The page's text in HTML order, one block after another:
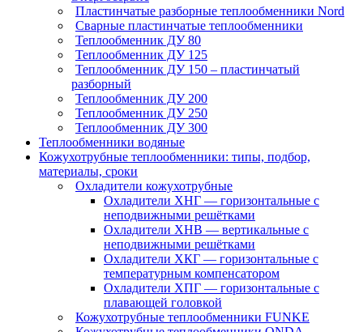
Пластинчатые разборные теплообменники Nord
Сварные пластинчатые теплообменники
Теплообменник ДУ 80
Теплообменник ДУ 125
Теплообменник ДУ 150 – пластинчатый
разборный
Теплообменник ДУ 200
Теплообменник ДУ 250
Теплообменник ДУ 300
Теплообменники водяные
Кожухотрубные теплообменники: типы, подбор,
материалы, сроки
Охладители кожухотрубные
Охладители ХНГ — горизонтальные с
неподвижными решётками
Охладители ХНВ — вертикальные с
неподвижными решётками
Охладители ХКГ — горизонтальные с
температурным компенсатором
Охладители ХПГ — горизонтальные с
плавающей головкой
Кожухотрубные теплообменники FUNKE